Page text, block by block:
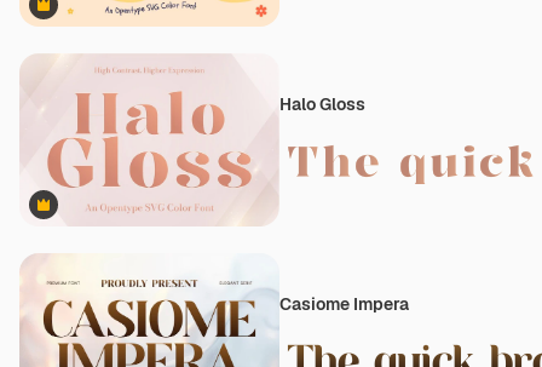
Premium
Premium
Halo Gloss
Casiome Impera